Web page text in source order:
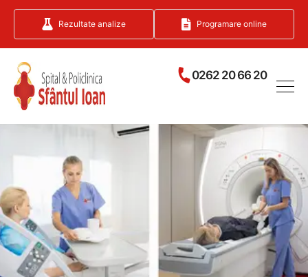
0262 20 66 20
Rezultate analize Programare online